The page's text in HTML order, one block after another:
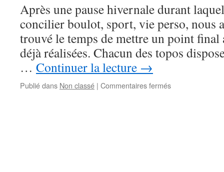
Après une pause hivernale durant
concilier boulot, sport, vie perso, nous
trouvé le temps de mettre un point final
déjà réalisées. Chacun des topos
… Continuer la lecture →
Publié dans Non classé | Commentaires ferméssur